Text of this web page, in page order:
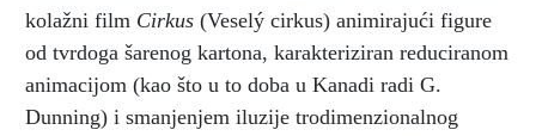
kolažni film Cirkus (Veselý cirkus) animirajući figure
od tvrdoga šarenog kartona, karakteriziran reduciranom
animacijom (kao što u to doba u Kanadi radi G.
Dunning) i smanjenjem iluzije trodimenzionalnog